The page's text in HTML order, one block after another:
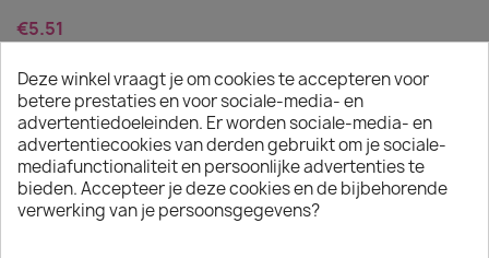
€5.51
Tax excluded
Power Cord C14 to C13 red 1.5m
Quantity
 ADD TO CART
Deze winkel vraagt je om cookies te accepteren voor
betere prestaties en voor sociale-media- en
advertentiedoeleinden. Er worden sociale-media- en
advertentiecookies van derden gebruikt om je sociale-
mediafunctionaliteit en persoonlijke advertenties te
bieden. Accepteer je deze cookies en de bijbehorende
verwerking van je persoonsgegevens?